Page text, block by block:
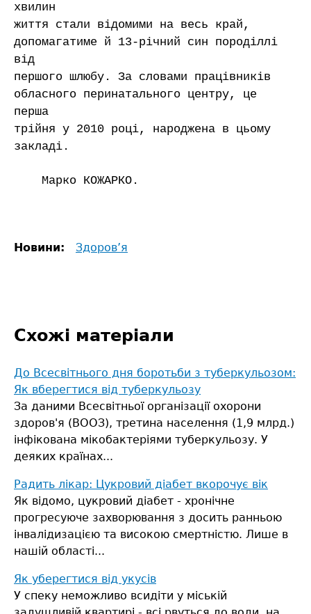
хвилин
життя стали відомими на весь край,
допомагатиме й 13-річний син породіллі
від
першого шлюбу. За словами працівників
обласного перинатального центру, це
перша
трійня у 2010 році, народжена в цьому
закладі.
Марко КОЖАРКО.
Новини: Здоров’я
Схожі матеріали
До Всесвітнього дня боротьби з туберкульозом:
Як вберегтися від туберкульозу
За даними Всесвітньої організації охорони
здоров'я (ВООЗ), третина населення (1,9 млрд.)
інфікована мікобактеріями туберкульозу. У
деяких країнах...
Радить лікар: Цукровий діабет вкорочує вік
Як відомо, цукровий діабет - хронічне
прогресуюче захворювання з досить ранньою
інвалідизацією та високою смертністю. Лише в
нашій області...
Як уберегтися від укусів
У спеку неможливо всидіти у міській